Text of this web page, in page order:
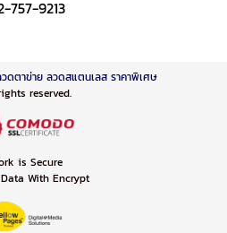
757-9213
วดตาข่าย ลวดสแตนเลส ราคาพิเศษ
reserved.
is Secure
With Encrypt